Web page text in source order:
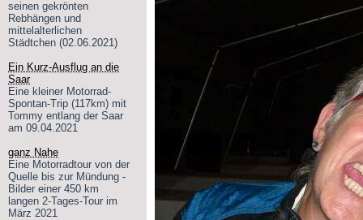
seinen gekrönten
Rebhängen und
mittelalterlichen
Städtchen (02.06.2021)
Ein Kurz-Ausflug an die
Saar
Eine kleiner Motorrad-
Spontan-Trip (117km) mit
Tommy entlang der Saar
am 09.04.2021
ganz Nahe
Eine Motorradtour von der
Quelle bis zur Mündung -
Bilder einer 450 km
langen 2-Tages-Tour im
März 2021